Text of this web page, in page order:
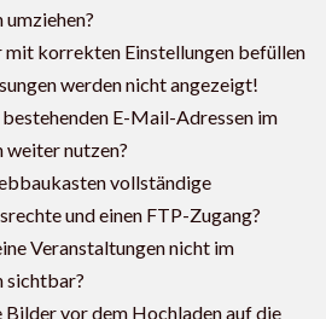
mit korrekten Einstellungen befüllen
werden nicht angezeigt!
bestehenden E-Mail-Adressen im
nutzen?
vollständige
und einen FTP-Zugang?
Veranstaltungen nicht im
sichtbar?
Bilder vor dem Hochladen auf die